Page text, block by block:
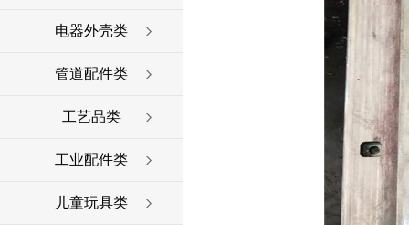
电器外壳类
管道配件类
工艺品类
工业配件类
儿童玩具类